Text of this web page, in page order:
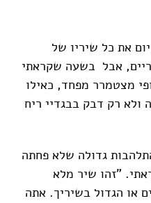
את כל שיריו של
אבל בשעה שקראתי
מצטמרר מפחד, כאילו
ולא רק דבק בבגדיי ריח
גדולה שלא פחתה
"זהו שיר מלא
או הגדול בשיריך. אתה